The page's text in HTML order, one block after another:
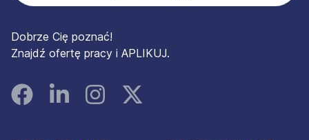
Dobrze Cię poznać!
Znajdź ofertę pracy i APLIKUJ.
FacebookLinked InInstagramInstagram